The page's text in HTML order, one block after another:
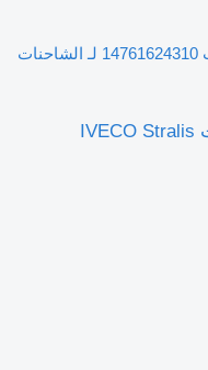
نظام قلاب 14761624310 لـ الشاحنات
نظام قلاب 14761624310 لـ الشاحنات IVECO Stralis